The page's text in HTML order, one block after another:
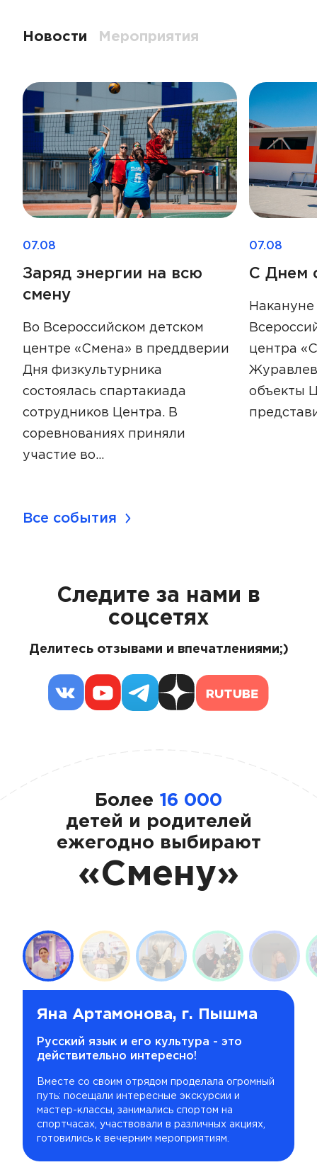
Новости Мероприятия
07.08
Заряд энергии на всю
смену
Во Всероссийском детском
центре «Смена» в преддверии
Дня физкультурника
состоялась спартакиада
сотрудников Центра. В
соревнованиях приняли
участие во…
07.08
С Днем
центра
объекты
Все события
Следите за нами в
соцсетях
Делитесь отзывами и впечатлениями;)
Более 16 000
детей и родителей
ежегодно выбирают
«Смену»
Яна Артамонова, г. Пышма
Русский язык и его культура - это
действительно интересно!
Вместе со своим отрядом проделала огромный
путь: посещали интересные экскурсии и
мастер-классы, занимались спортом на
спортчасах, участвовали в различных акциях,
готовились к вечерним мероприятиям.